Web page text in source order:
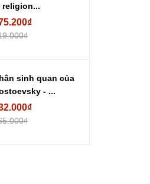
religion...
sinh quan của
- ...